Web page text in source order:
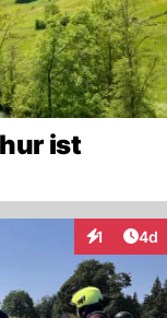
ist
1 4d